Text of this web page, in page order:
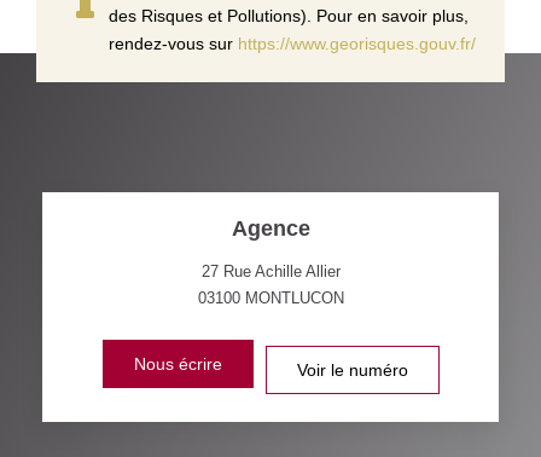
des Risques et Pollutions). Pour en savoir plus,
rendez-vous sur https://www.georisques.gouv.fr/
Agence
27 Rue Achille Allier
03100 MONTLUCON
Nous écrire Voir le numéro